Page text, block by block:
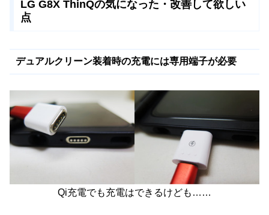
LG G8X ThinQの気になった・改善して欲しい
点
デュアルクリーン装着時の充電には専用端子が必要
Qi充電でも充電はできるけども……